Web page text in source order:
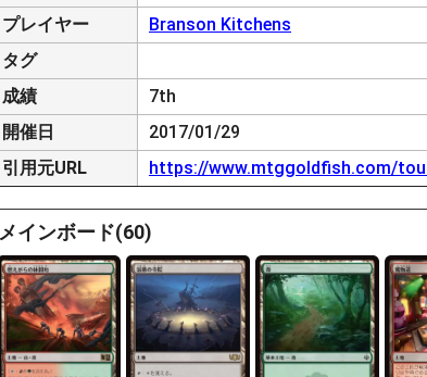
プレイヤー
Branson Kitchens
タグ
成績
7th
開催日
2017/01/29
引用元URL
https://www.mtggoldfish.com/
メインボード(60)